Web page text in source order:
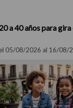
a 40 años para
05/08/2026 al 16/08/